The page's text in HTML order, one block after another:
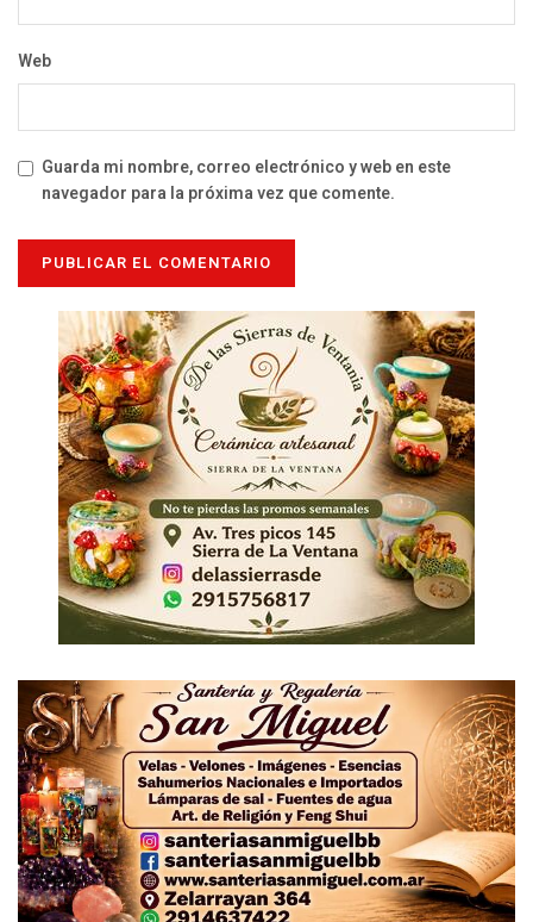
Web
Guarda mi nombre, correo electrónico y web en este
navegador para la próxima vez que comente.